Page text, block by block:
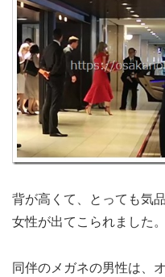
背が高くて、とっても気
女性が出てこられました。
同伴のメガネの男性は、